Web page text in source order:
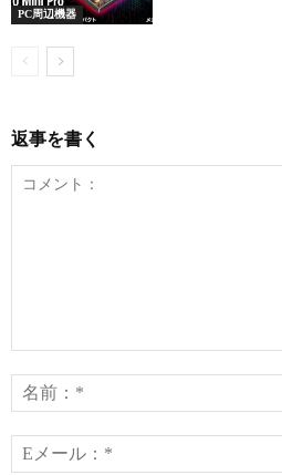
PC周辺機器
返事を書く
ン
ト：